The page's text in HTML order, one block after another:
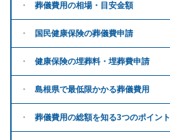
葬儀費用の相場・目安金額
国民健康保険の葬儀費申請
健康保険の埋葬料・ 埋葬費申請
島根県で最低限かかる葬儀費用
葬儀費用の総額を知る3つのポイント